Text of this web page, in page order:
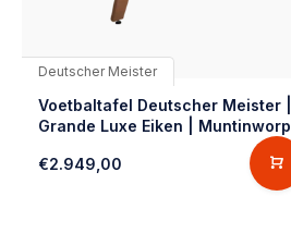
Deutscher Meister
Voetbaltafel Deutscher Meister |
Grande Luxe Eiken | Muntinworp
€2.949,00